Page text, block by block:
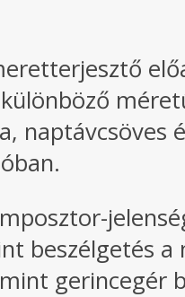
naptávcsöves
beszélgetés a
gerincegér